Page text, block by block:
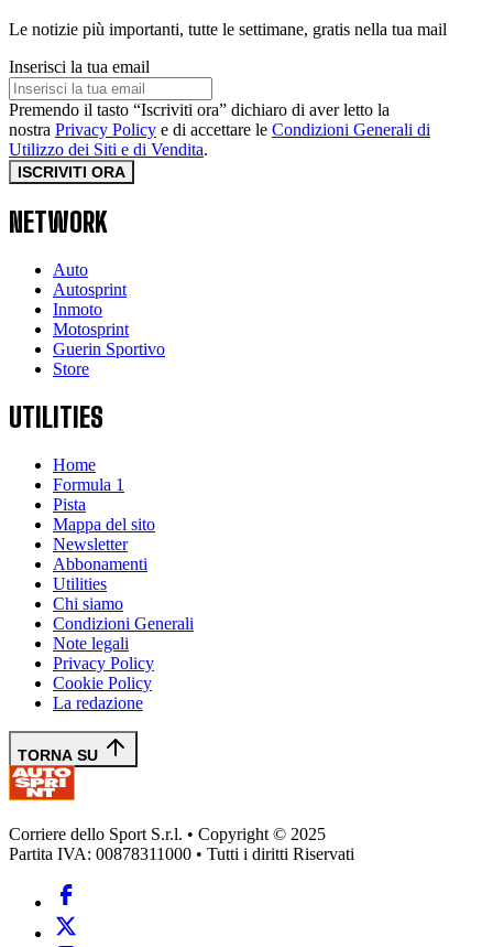
Le notizie più importanti, tutte le settimane, gratis nella tua mail
Inserisci la tua email
Premendo il tasto “Iscriviti ora” dichiaro di aver letto la
nostra Privacy Policy e di accettare le Condizioni Generali di
Utilizzo dei Siti e di Vendita.
ISCRIVITI ORA
NETWORK
Auto
Autosprint
Inmoto
Motosprint
Guerin Sportivo
Store
UTILITIES
Home
Formula 1
Pista
Mappa del sito
Newsletter
Abbonamenti
Utilities
Chi siamo
Condizioni Generali
Note legali
Privacy Policy
Cookie Policy
La redazione
TORNA SU
Corriere dello Sport S.r.l. • Copyright © 2025
Partita IVA: 00878311000 • Tutti i diritti Riservati